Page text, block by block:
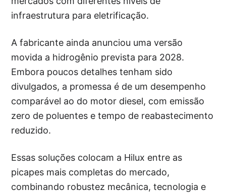
infraestrutura para eletrificação.
A fabricante ainda anunciou uma versão
movida a hidrogênio prevista para 2028.
Embora poucos detalhes tenham sido
divulgados, a promessa é de um desempenho
comparável ao do motor diesel, com emissão
zero de poluentes e tempo de reabastecimento
reduzido.
Essas soluções colocam a Hilux entre as
picapes mais completas do mercado,
combinando robustez mecânica, tecnologia e